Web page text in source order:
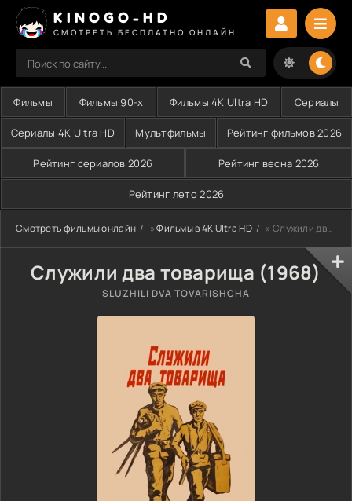
KINOGO-HD
СМОТРЕТЬ БЕСПЛАТНО ОНЛАЙН
Фильмы Фильмы 90-х Фильмы 4K Ultra HD Сериалы
Сериалы 4K Ultra HD Мультфильмы Рейтинг фильмов 2026
Рейтинг сериалов 2026 Рейтинг весна 2026
Рейтинг лето 2026
Смотреть фильмы онлайн »Фильмы в 4K Ultra HD » Служили два товарища (1968)
Служили два товарища (1968)
SLUZHILI DVA TOVARISHCHA